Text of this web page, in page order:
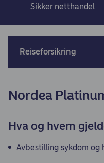
Sikker netthandel
Reiseforsikring
Nordea
Hva og hvem
Avbestilling sykdom og